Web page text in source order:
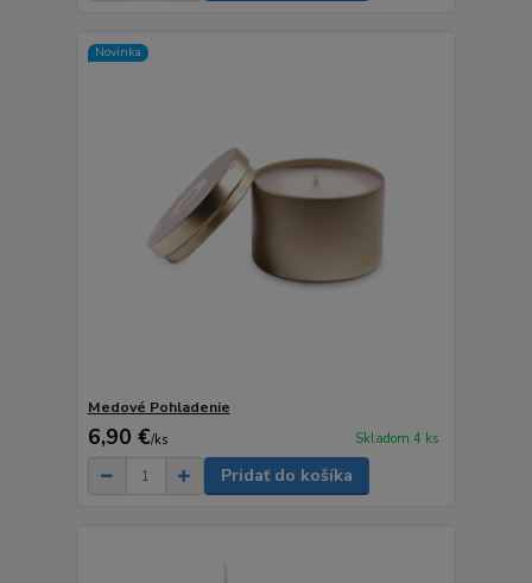
Novinka
Medové Pohladenie
6,90 €/ks Skladom 4 ks
Pridať do košíka